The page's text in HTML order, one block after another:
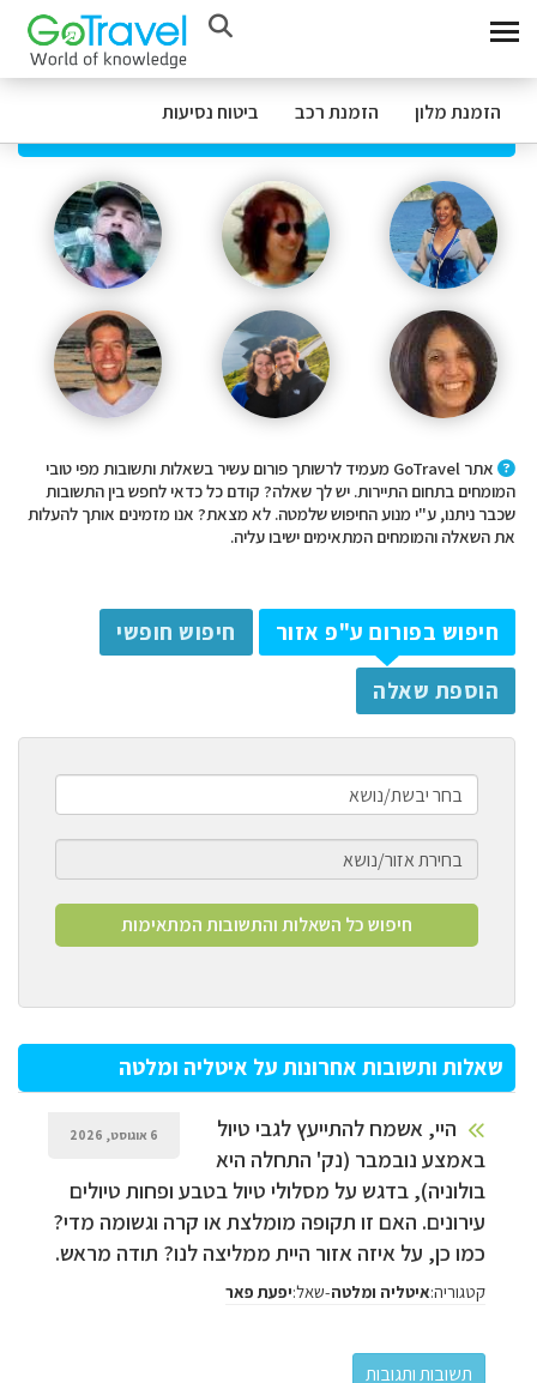
הזמנת מלון הזמנת רכב ביטוח נסיעות
אתר GoTravel מעמיד לרשותך פורום עשיר בשאלות ותשובות מפי טובי
המומחים בתחום התיירות. יש לך שאלה? קודם כל כדאי לחפש בין התשובות
שכבר ניתנו, ע"י מנוע החיפוש שלמטה. לא מצאת? אנו מזמינים אותך להעלות
את השאלה והמומחים המתאימים ישיבו עליה.
חיפוש בפורום ע"פ אזור חיפוש חופשי
הוספת שאלה
שאלות ותשובות אחרונות על איטליה ומלטה
6 אוגוסט, 2026
היי, אשמח להתייעץ לגבי טיול
באמצע נובמבר (נק' התחלה היא
בולוניה), בדגש על מסלולי טיול בטבע ופחות טיולים
עירונים. האם זו תקופה מומלצת או קרה וגשומה מדי?
כמו כן, על איזה אזור היית ממליצה לנו? תודה מראש.
קטגוריה:איטליה ומלטה-שאל: